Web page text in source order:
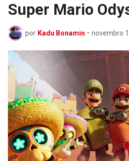
Super Mario
por Kadu Bonamin • novembro